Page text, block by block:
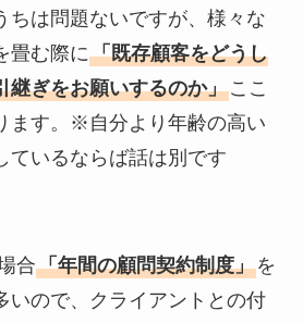
ちは問題ないですが、様々な
畳む際に「既存顧客をどうし
継ぎをお願いするのか」ここ
ます。※自分より年齢の高い
ているならば話は別です
合「年間の顧問契約制度」を
いので、クライアントとの付